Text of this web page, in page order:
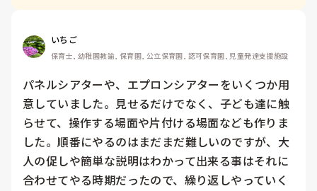
いちご
保育士, 幼稚園教諭, 保育園, 公立保育園, 認可保育園, 児童発達支援施設
パネルシアターや、エプロンシアターをいくつか用
意していました。見せるだけでなく、子ども達に触
らせて、操作する場面や片付ける場面なども作りま
した。順番にやるのはまだまだ難しいのですが、大
人の促しや簡単な説明はわかって出来る事はそれに
合わせてやる時期だったので、繰り返しやっていく